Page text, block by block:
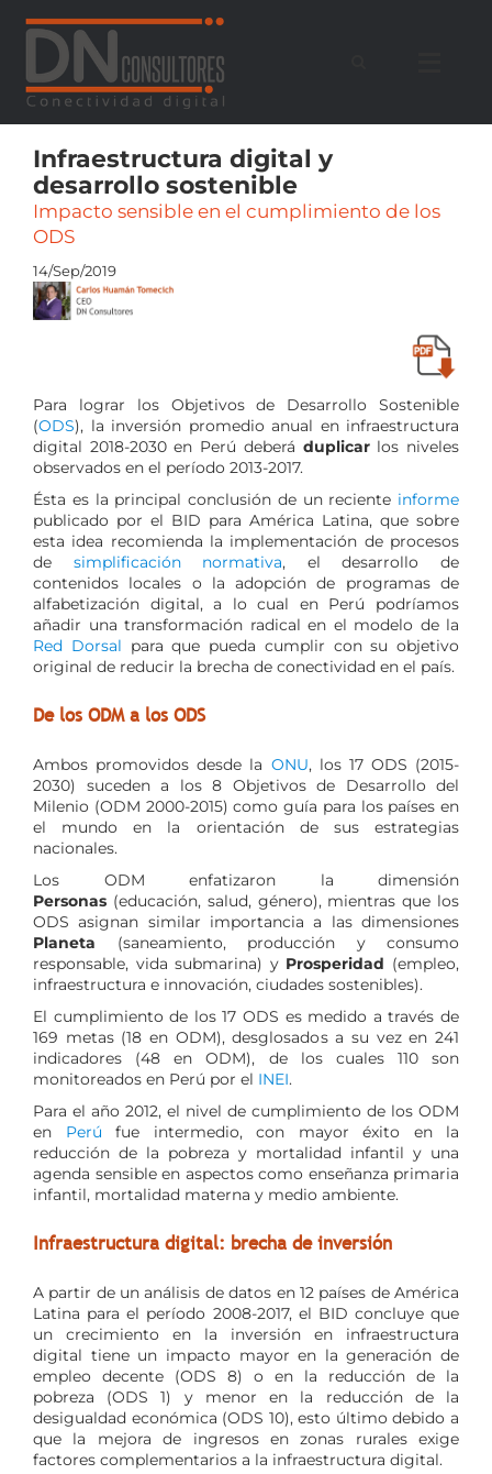
contenido
Infraestructura digital y
desarrollo sostenible
Impacto sensible en el cumplimiento de los
ODS
14/Sep/2019
Para lograr los Objetivos de Desarrollo Sostenible
(ODS), la inversión promedio anual en infraestructura
digital 2018-2030 en Perú deberá duplicar los niveles
observados en el período 2013-2017.
Ésta es la principal conclusión de un reciente informe
publicado por el BID para América Latina, que sobre
esta idea recomienda la implementación de procesos
de simplificación normativa, el desarrollo de
contenidos locales o la adopción de programas de
alfabetización digital, a lo cual en Perú podríamos
añadir una transformación radical en el modelo de la
Red Dorsal para que pueda cumplir con su objetivo
original de reducir la brecha de conectividad en el país.
De los ODM a los ODS
Ambos promovidos desde la ONU, los 17 ODS (2015-
2030) suceden a los 8 Objetivos de Desarrollo del
Milenio (ODM 2000-2015) como guía para los países en
el mundo en la orientación de sus estrategias
nacionales.
Los ODM enfatizaron la dimensión
Personas (educación, salud, género), mientras que los
ODS asignan similar importancia a las dimensiones
Planeta (saneamiento, producción y consumo
responsable, vida submarina) y Prosperidad (empleo,
infraestructura e innovación, ciudades sostenibles).
El cumplimiento de los 17 ODS es medido a través de
169 metas (18 en ODM), desglosados a su vez en 241
indicadores (48 en ODM), de los cuales 110 son
monitoreados en Perú por el INEI.
Para el año 2012, el nivel de cumplimiento de los ODM
en Perú fue intermedio, con mayor éxito en la
reducción de la pobreza y mortalidad infantil y una
agenda sensible en aspectos como enseñanza primaria
infantil, mortalidad materna y medio ambiente.
Infraestructura digital: brecha de inversión
A partir de un análisis de datos en 12 países de América
Latina para el período 2008-2017, el BID concluye que
un crecimiento en la inversión en infraestructura
digital tiene un impacto mayor en la generación de
empleo decente (ODS 8) o en la reducción de la
pobreza (ODS 1) y menor en la reducción de la
desigualdad económica (ODS 10), esto último debido a
que la mejora de ingresos en zonas rurales exige
factores complementarios a la infraestructura digital.